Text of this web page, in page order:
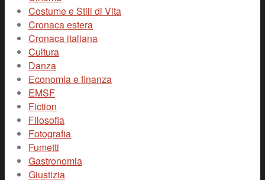
Costume e Stili di Vita
Cronaca estera
Cronaca italiana
Cultura
Danza
Economia e finanza
EMSF
Fiction
Filosofia
Fotografia
Fumetti
Gastronomia
Giustizia